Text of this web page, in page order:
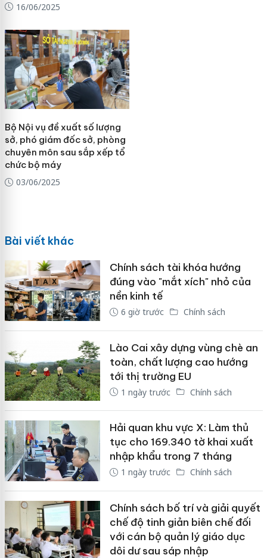
16/06/2025
Bộ Nội vụ đề xuất số lượng
sở, phó giám đốc sở, phòng
chuyên môn sau sắp xếp tổ
chức bộ máy
03/06/2025
Bài viết khác
Chính sách tài khóa hướng
đúng vào "mắt xích" nhỏ của
nền kinh tế
6 giờ trước Chính sách
Lào Cai xây dựng vùng chè an
toàn, chất lượng cao hướng
tới thị trường EU
1 ngày trước Chính sách
Hải quan khu vực X: Làm thủ
tục cho 169.340 tờ khai xuất
nhập khẩu trong 7 tháng
1 ngày trước Chính sách
Chính sách bố trí và giải quyết
chế độ tinh giản biên chế đối
với cán bộ quản lý giáo dục
dôi dư sau sáp nhập